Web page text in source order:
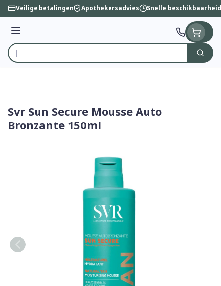
Ga naar de inhoud
Veilige betalingen Apothekersadvies Snelle beschikbaarheid
Menu
Product, merk, categorie...
Zoek
Svr Sun Secure Mousse Auto
Bronzante 150ml